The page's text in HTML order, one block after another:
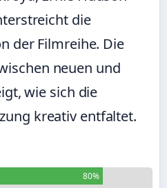
die
der Filmreihe. Die
neuen und
wie sich die
kreativ entfaltet.
80%